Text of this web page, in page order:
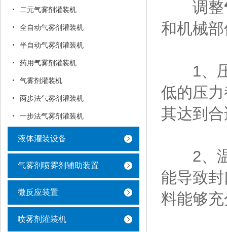
二元气雾剂灌装机
全自动气雾剂灌装机
半自动气雾剂灌装机
药用气雾剂灌装机
气雾剂灌装机
两步法气雾剂灌装机
一步法气雾剂灌装机
液体灌装设备
气雾剂喷雾剂辅助装置
微反应装置
喷雾剂灌装机
调整
和机械
1、压
低的压
其达到
2、温
能导致
料能够